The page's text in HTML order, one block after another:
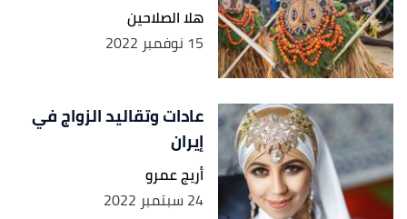
هلا الصلاحين
15 نوفمبر 2022
عادات وتقاليد الزواج في
إيران
أريج عمرو
24 سبتمبر 2022